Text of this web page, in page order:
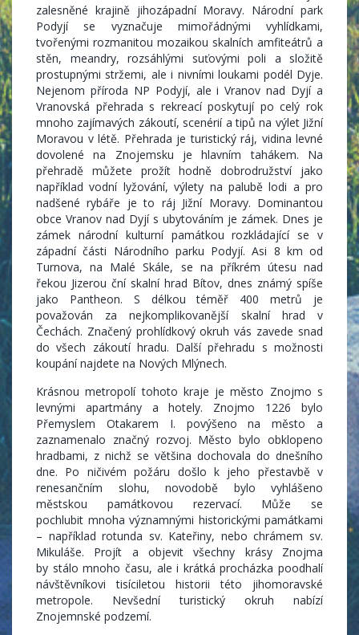
zalesněné krajině jihozápadní Moravy. Národní park
Podyjí se vyznačuje mimořádnými vyhlídkami,
tvořenými rozmanitou mozaikou skalních amfiteátrů a
stěn, meandry, rozsáhlými suťovými poli a složitě
prostupnými stržemi, ale i nivními loukami podél Dyje.
Nejenom příroda NP Podyjí, ale i Vranov nad Dyjí a
Vranovská přehrada s rekreací poskytují po celý rok
mnoho zajímavých zákoutí, scenérií a tipů na výlet Jižní
Moravou v létě. Přehrada je turistický ráj, vidina levné
dovolené na Znojemsku je hlavním tahákem. Na
přehradě můžete prožít hodně dobrodružství jako
například vodní lyžování, výlety na palubě lodi a pro
nadšené rybáře je to ráj Jižní Moravy. Dominantou
obce Vranov nad Dyjí s ubytováním je zámek. Dnes je
zámek národní kulturní památkou rozkládající se v
západní části Národního parku Podyjí. Asi 8 km od
Turnova, na Malé Skále, se na příkrém útesu nad
řekou Jizerou ční skalní hrad Bítov, dnes známý spíše
jako Pantheon. S délkou téměř 400 metrů je
považován za nejkomplikovanější skalní hrad v
Čechách. Značený prohlídkový okruh vás zavede snad
do všech zákoutí hradu. Další přehradu s možnosti
koupání najdete na Nových Mlýnech.
Krásnou metropolí tohoto kraje je město Znojmo s
levnými apartmány a hotely. Znojmo 1226 bylo
Přemyslem Otakarem I. povýšeno na město a
zaznamenalo značný rozvoj. Město bylo obklopeno
hradbami, z nichž se většina dochovala do dnešního
dne. Po ničivém požáru došlo k jeho přestavbě v
renesančním slohu, novodobě bylo vyhlášeno
městskou památkovou rezervací. Může se
pochlubit mnoha významnými historickými památkami
– například rotunda sv. Kateřiny, nebo chrámem sv.
Mikuláše. Projít a objevit všechny krásy Znojma
by stálo mnoho času, ale i krátká procházka poodhalí
návštěvníkovi tisíciletou historii této jihomoravské
metropole. Nevšední turistický okruh nabízí
Znojemnské podzemí.